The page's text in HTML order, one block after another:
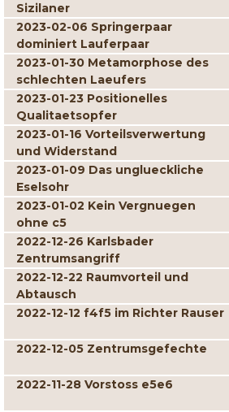
Sizilaner
2023-02-06 Springerpaar
dominiert Lauferpaar
2023-01-30 Metamorphose des
schlechten Laeufers
2023-01-23 Positionelles
Qualitaetsopfer
2023-01-16 Vorteilsverwertung
und Widerstand
2023-01-09 Das unglueckliche
Eselsohr
2023-01-02 Kein Vergnuegen
ohne c5
2022-12-26 Karlsbader
Zentrumsangriff
2022-12-22 Raumvorteil und
Abtausch
2022-12-12 f4f5 im Richter Rauser
2022-12-05 Zentrumsgefechte
2022-11-28 Vorstoss e5e6